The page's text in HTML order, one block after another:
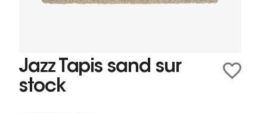
Jazz Tapis sand sur
stock